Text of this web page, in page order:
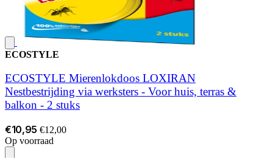
ECOSTYLE
ECOSTYLE Mierenlokdoos LOXIRAN
Nestbestrijding via werksters - Voor huis, terras &
balkon - 2 stuks
€10,95 €12,00
Op voorraad